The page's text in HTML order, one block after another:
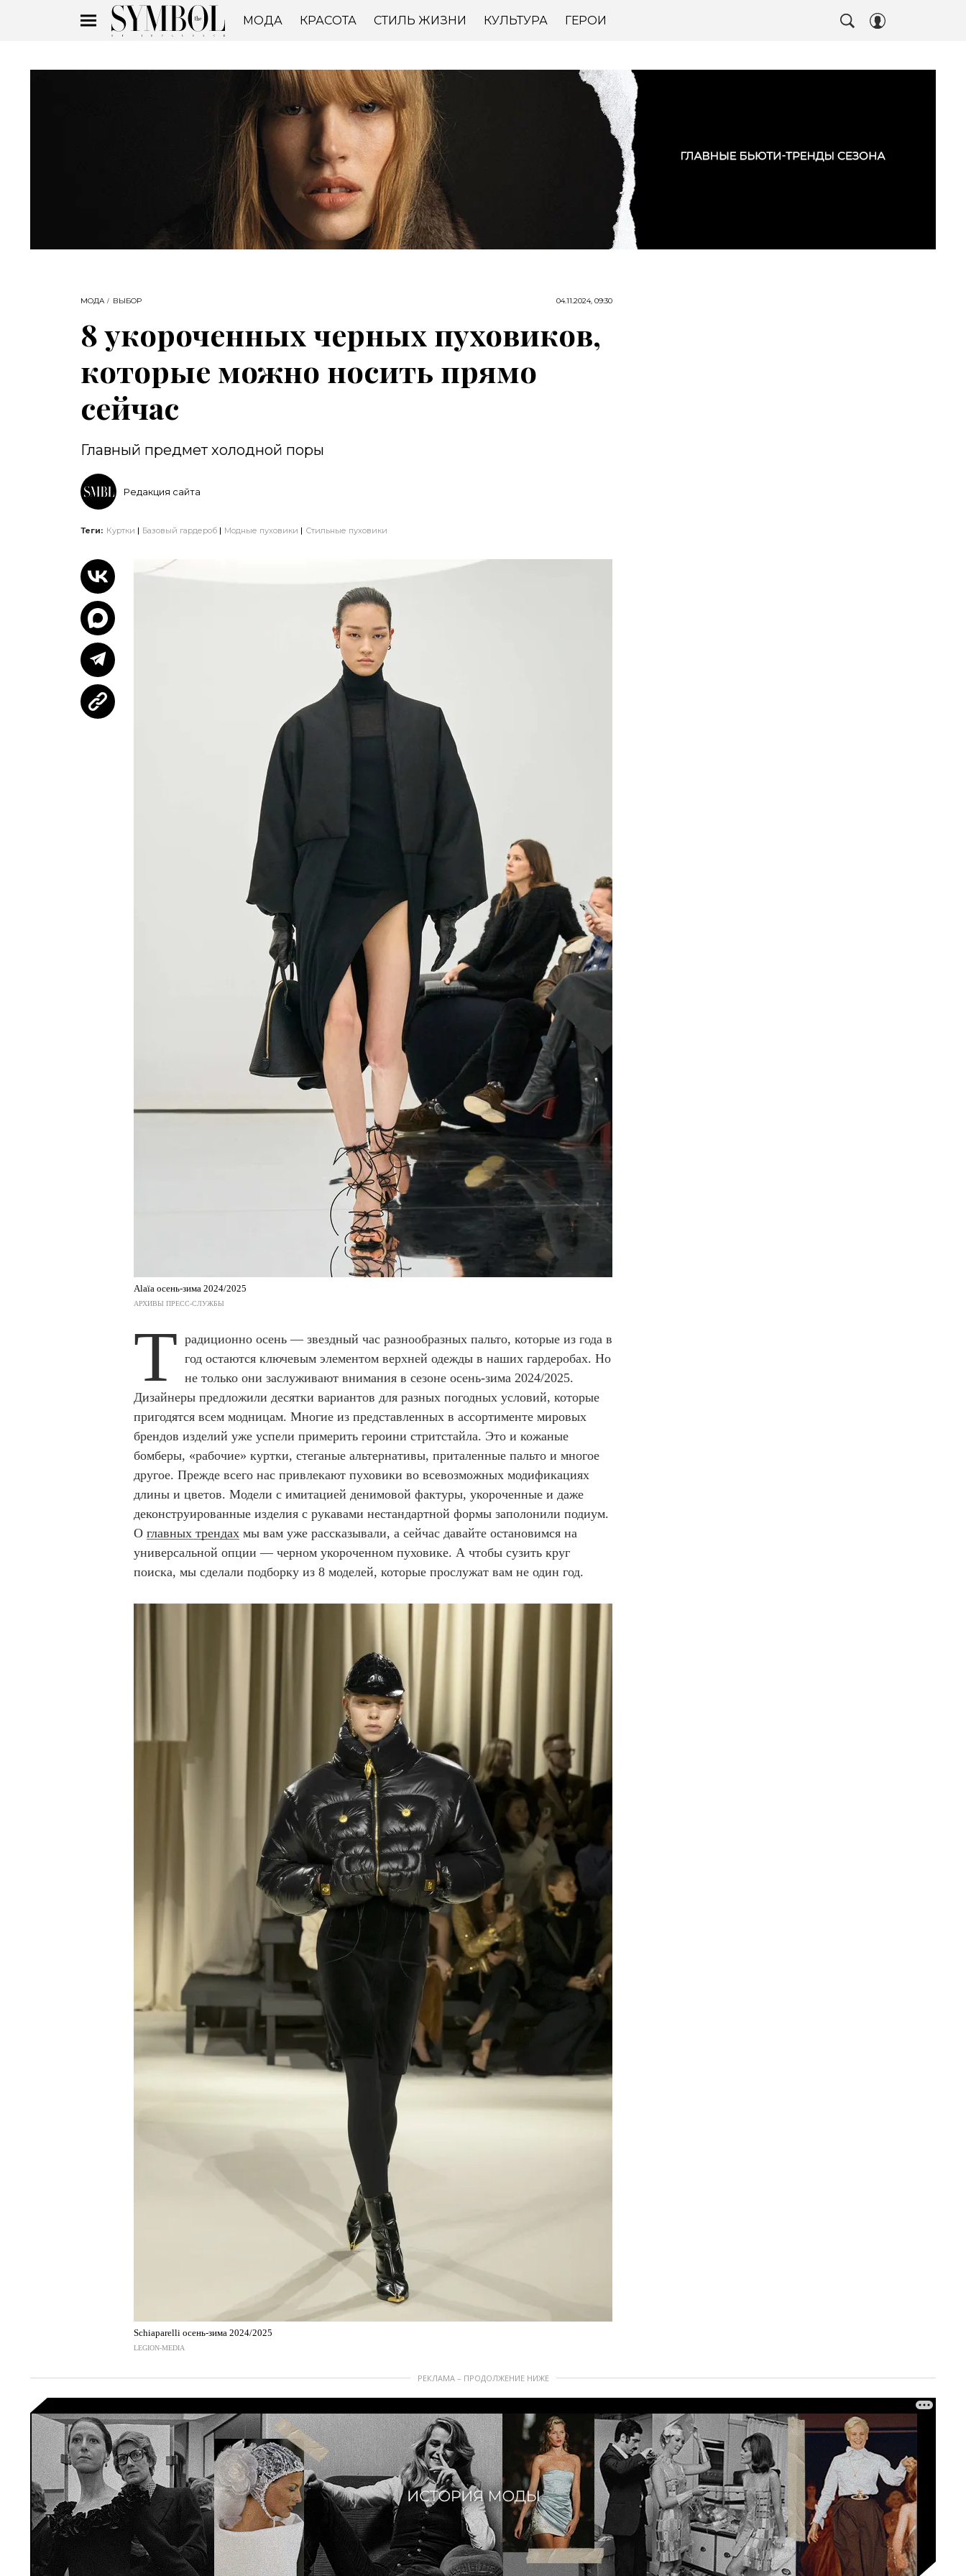
МОДА КРАСОТА СТИЛЬ ЖИЗНИ КУЛЬТУРА ГЕРОИ
МОДА ВЫБОР 04.11.2024, 09:30
8 укороченных черных пуховиков,
которые можно носить прямо
сейчас
Главный предмет холодной поры
Редакция сайта
Теги: Куртки Базовый гардероб Модные пуховики Стильные пуховики
Alaïa осень-зима 2024/2025
АРХИВЫ ПРЕСС-СЛУЖБЫ
Т радиционно осень — звездный час разнообразных пальто, которые из года в
год остаются ключевым элементом верхней одежды в наших гардеробах. Но
не только они заслуживают внимания в сезоне осень-зима 2024/2025.
Дизайнеры предложили десятки вариантов для разных погодных условий, которые
пригодятся всем модницам. Многие из представленных в ассортименте мировых
брендов изделий уже успели примерить героини стритстайла. Это и кожаные
бомберы, «рабочие» куртки, стеганые альтернативы, приталенные пальто и многое
другое. Прежде всего нас привлекают пуховики во всевозможных модификациях
длины и цветов. Модели с имитацией денимовой фактуры, укороченные и даже
деконструированные изделия с рукавами нестандартной формы заполонили подиум.
О главных трендах мы вам уже рассказывали, а сейчас давайте остановимся на
универсальной опции — черном укороченном пуховике. А чтобы сузить круг
поиска, мы сделали подборку из 8 моделей, которые прослужат вам не один год.
Schiaparelli осень-зима 2024/2025
LEGION-MEDIA
РЕКЛАМА – ПРОДОЛЖЕНИЕ НИЖЕ